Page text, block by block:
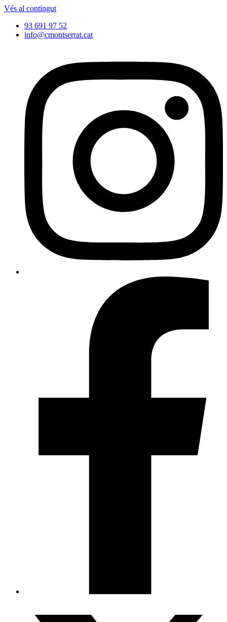
Vés al contingut
93 691 97 52
info@cmontserrat.cat